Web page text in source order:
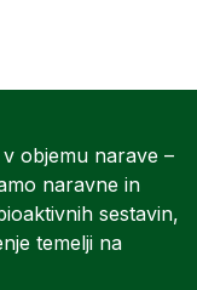
objemu narave –
naravne in
sestavin,
temelji na